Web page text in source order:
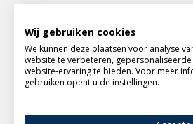
Bestuur &
Leden van VERAS
Donateurs van VERAS
Huishoudelijk
Wij gebruiken cookies
We kunnen deze plaatsen voor analyse
website te verbeteren,
website-ervaring te bieden. Voor meer
gebruiken opent u de instellingen.